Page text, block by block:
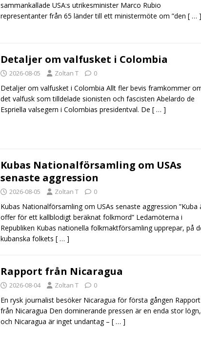
sammankallade USA:s utrikesminister Marco Rubio
representanter från 65 länder till ett ministermöte om ”den [ … ]
Detaljer om valfusket i Colombia
2026-08-05 Zoltan T 0
Detaljer om valfusket i Colombia Allt fler bevis framkommer
det valfusk som tilldelade sionisten och fascisten Abelardo de
Espriella valsegern i Colombias presidentval. De [ … ]
Kubas Nationalförsamling om USAs
senaste aggression
2026-08-05 Zoltan T 0
Kubas Nationalförsamling om USAs senaste aggression ”Kuba
offer för ett kallblodigt beräknat folkmord” Ledamöterna i
Republiken Kubas nationella folkmaktförsamling upprepar, på
kubanska folkets [ … ]
Rapport från Nicaragua
2026-08-04 Zoltan T 0
En rysk journalist besöker Nicaragua för första gången Rapport
från Nicaragua Den dominerande pressen är en enda stor lögn,
och Nicaragua är inget undantag – [ … ]